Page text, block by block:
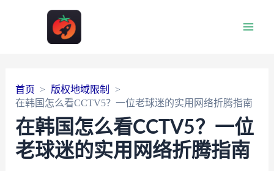
首页
版权地域限制
在韩国怎么看CCTV5？一位老球迷的实用网络折腾指南
在韩国怎么看CCTV5？一位
老球迷的实用网络折腾指南